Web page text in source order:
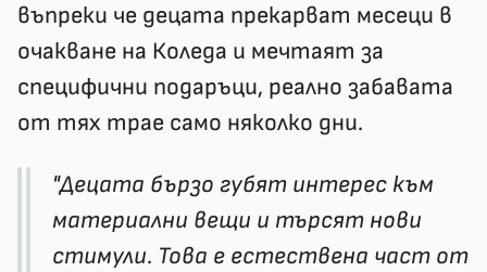
въпреки че децата прекарват месеци в
очакване на Коледа и мечтаят за
специфични подаръци, реално забавата
от тях трае само няколко дни.
"Децата бързо губят интерес към
материални вещи и търсят нови
стимули. Това е естествена част от